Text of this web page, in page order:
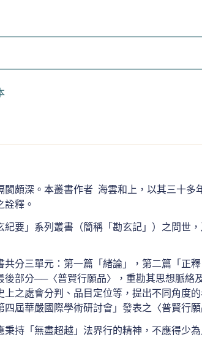
頗深。本叢書作者 海雲和上，以其三十
詮釋。
要」系列叢書（簡稱「勘玄記」）之問世
分三單元：第一篇「緒論」，第二篇「正
部分──〈普賢行願品〉，重勘其思想脈
之處會分判、品目定位等，提出不同角度
四屆華嚴國際學術研討會」發表之〈普賢行
持「無盡超越」法界行的精神，不應得少